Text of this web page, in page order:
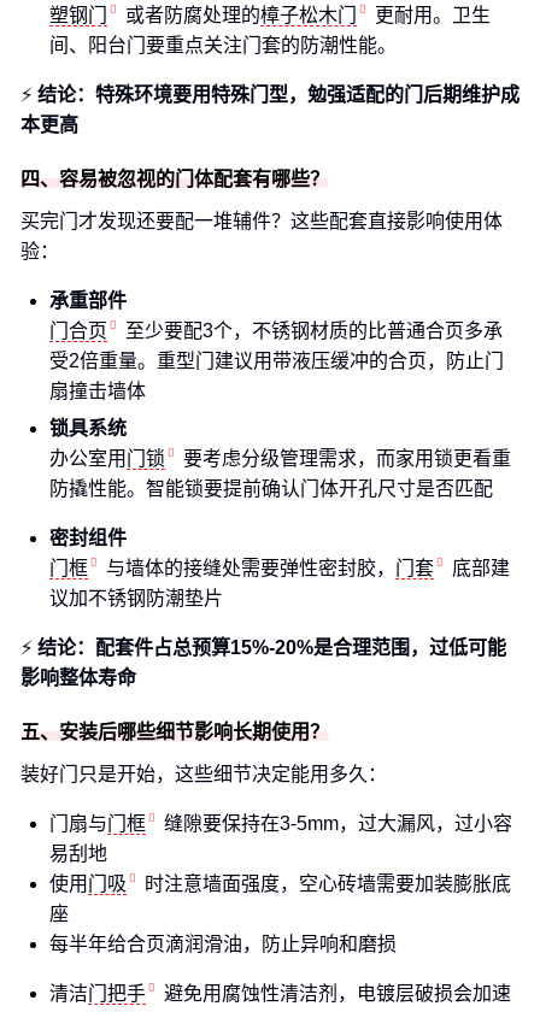
塑钢门
或者防腐处理的樟子松木门
更耐用。卫生
间、阳台门要重点关注门套的防潮性能。
⚡ 结论：特殊环境要用特殊门型，勉强适配的门后期维护成
本更高
四、容易被忽视的门体配套有哪些？
买完门才发现还要配一堆辅件？这些配套直接影响使用体
验：
承重部件
门合页
至少要配3个，不锈钢材质的比普通合页多承
受2倍重量。重型门建议用带液压缓冲的合页，防止门
扇撞击墙体
锁具系统
办公室用 门锁
要考虑分级管理需求，而家用锁更看重
防撬性能。智能锁要提前确认门体开孔尺寸是否匹配
密封组件
门框
与墙体的接缝处需要弹性密封胶， 门套
底部建
议加不锈钢防潮垫片
⚡ 结论：配套件占总预算15%-20%是合理范围，过低可能
影响整体寿命
五、安装后哪些细节影响长期使用？
装好门只是开始，这些细节决定能用多久：
门扇与门框
缝隙要保持在3-5mm，过大漏风，过小容
易刮地
使用 门吸
时注意墙面强度，空心砖墙需要加装膨胀底
座
每半年给合页滴润滑油，防止异响和磨损
清洁门把手 避免用腐蚀性清洁剂，电镀层破损会加速